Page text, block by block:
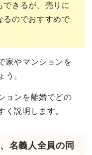
できるが、売りに
るのでおすすめで
家やマンションを
う。
ョンを離婚でどの
く説明します。
名義人全員の同